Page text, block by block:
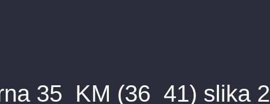
35_KM (36_41) slika 2